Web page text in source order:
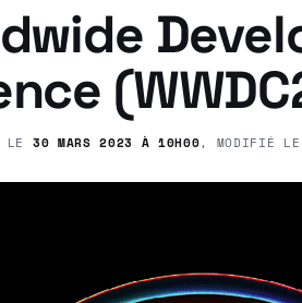
LE 30 MARS 2023 À 10H00, MODIFIÉ